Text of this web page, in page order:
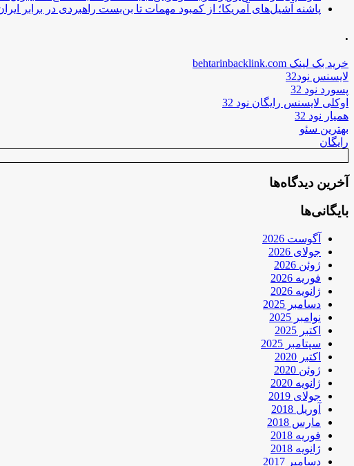
پاشنه آشیل‌های آمریکا؛ از کمبود مهمات تا بن‌بست راهبردی در برابر
.
خرید بک لینک behtarinbacklink.com
لایسنس نود32
پسورد نود 32
اوکلی لایسنس رایگان نود 32
همیار نود 32
بهترین سئو
رایگان
آخرین دیدگاه‌ها
بایگانی‌ها
آگوست 2026
جولای 2026
ژوئن 2026
فوریه 2026
ژانویه 2026
دسامبر 2025
نوامبر 2025
اکتبر 2025
سپتامبر 2025
اکتبر 2020
ژوئن 2020
ژانویه 2020
جولای 2019
آوریل 2018
مارس 2018
فوریه 2018
ژانویه 2018
دسامبر 2017